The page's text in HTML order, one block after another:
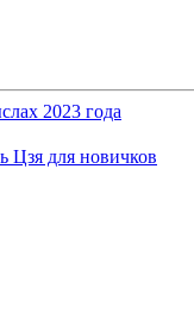
2023 года
для новичков